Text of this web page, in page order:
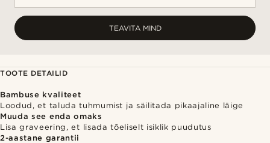
TEAVITA MIND
TOOTE DETAILID
Bambuse kvaliteet
Loodud, et taluda tuhmumist ja säilitada pikaajaline läige
Muuda see enda omaks
Lisa graveering, et lisada tõeliselt isiklik puudutus
2-aastane garantii